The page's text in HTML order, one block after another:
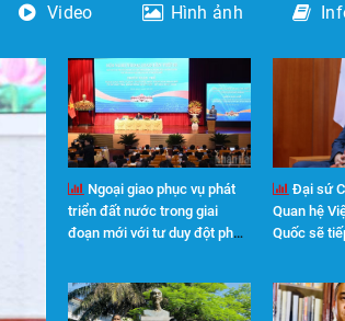
Video Hình ảnh
Ngoại giao phục vụ phát
triển đất nước trong giai
đoạn mới với tư duy đột phá,
Đại sứ
Quan hệ
Quốc sẽ